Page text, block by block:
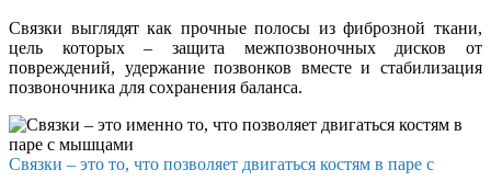
Связки выглядят как прочные полосы из фиброзной ткани,
цель которых – защита межпозвоночных дисков от
повреждений, удержание позвонков вместе и стабилизация
позвоночника для сохранения баланса.
Связки – это то, что позволяет двигаться костям в паре с